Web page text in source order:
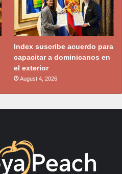
Index suscribe acuerdo para
capacitar a dominicanos en
el exterior
August 4, 2026